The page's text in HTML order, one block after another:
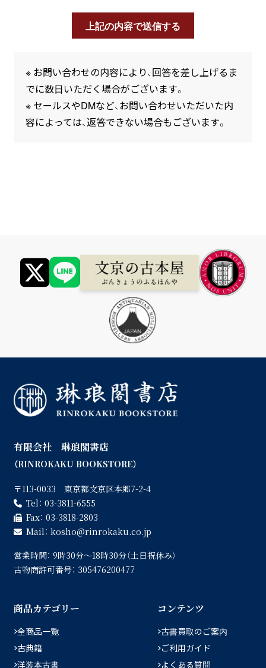
※ お問い合わせの内容により、回答を差し上げるま
でに数日いただく場合がございます。
※ セールスやDMなど、お問い合わせいただいた内
容によっては、返答できない場合もございます。
有限会社 琳琅閣書店
（RINROKAKU BOOKSTORE）
〒113-0033 東京都文京区本郷7-2-4
Tel： 03-3811-6555
Fax： 03-3818-2803
Mail： kosho
rinrokaku.co.jp
営業時間： 9時30分〜18時30分（土日祝休み）
古物商許可番号： 305476200477
商品カテゴリー
全商品一覧
古典籍
洋装本古書
コンテンツ
古書買取のご案内
ご利用ガイド
よくある質問